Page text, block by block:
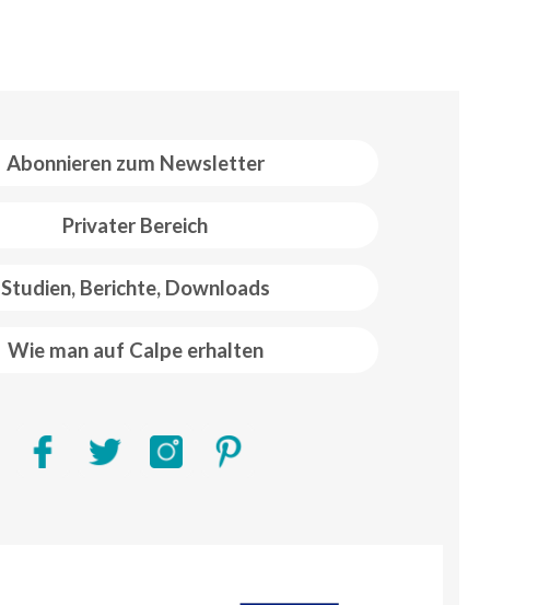
Abonnieren zum Newsletter
Privater Bereich
Studien, Berichte, Downloads
Wie man auf Calpe erhalten